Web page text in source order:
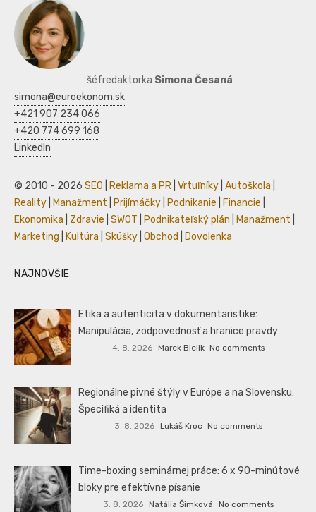
šéfredaktorka Simona Česaná
simona@euroekonom.sk
+421 907 234 066
+420 774 699 168
LinkedIn
© 2010 - 2026 SEO Reklama a PR Vrtuľníky Autoškola
Reality
Manažment Prijímáčky Podnikanie Financie
Ekonomika
Zdravie SWOT Podnikateľský plán Manažment
Marketing
Kultúra Skúšky Obchod Dovolenka
NAJNOVŠIE
Etika a autenticita v dokumentaristike:
Manipulácia, zodpovednosť a hranice pravdy
4. 8. 2026 Marek Bielik No comments
Regionálne pivné štýly v Európe a na Slovensku:
Špecifiká a identita
3. 8. 2026 Lukáš Kroc No comments
Time-boxing seminárnej práce: 6 x 90-minútové
bloky pre efektívne písanie
3. 8. 2026 Natália Šimková No comments